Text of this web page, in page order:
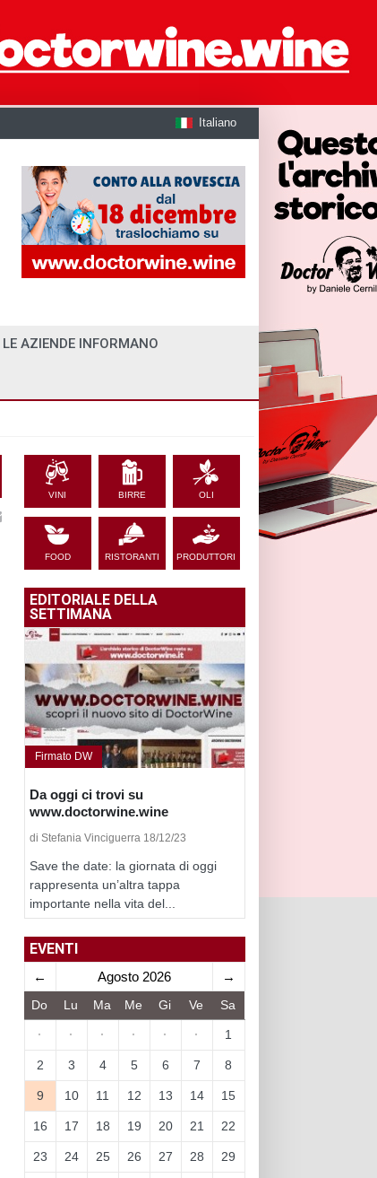
Italiano
LE AZIENDE INFORMANO
VINI BIRRE OLI
FOOD RISTORANTI PRODUTTORI
EDITORIALE DELLA
SETTIMANA
Firmato DW
Da oggi ci trovi su
www.doctorwine.wine
di Stefania Vinciguerra 18/12/23
Save the date: la giornata di oggi
rappresenta un’altra tappa
importante nella vita del...
EVENTI
← Agosto 2026 →
Do Lu Ma Me Gi Ve Sa
· · · · · · 1
2 3 4 5 6 7 8
9 10 11 12 13 14 15
16 17 18 19 20 21 22
23 24 25 26 27 28 29